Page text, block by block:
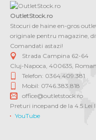
OutletStock.ro
Stocuri de haine en-gros
originale pentru magazine,
Comandati astazi!
Strada Campina 62-64
Cluj-Napoca 400635
Telefon: 0364 409.381
Mobil: 0746.383.818
office@outletstock.ro
Preturi incepand de la 4.5 Lei
YouTube